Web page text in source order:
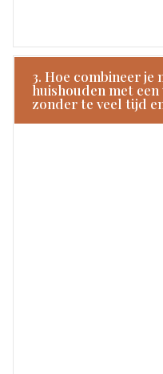
3. Hoe combineer je
huishouden met
zonder te veel tijd